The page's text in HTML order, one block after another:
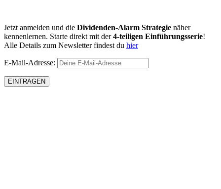
Jetzt anmelden und die Dividenden-Alarm Strategie näher
kennenlernen. Starte direkt mit der4-teiligen Einführungsserie!
Alle Details zum Newsletter findest du hier
E-Mail-Adresse: